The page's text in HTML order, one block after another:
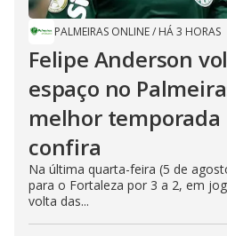
PALMEIRAS ONLINE/ HÁ 3 HORAS
Felipe Anderson
espaço no
melhor temporada
confira
Na última quarta-feira (5 de
para o Fortaleza por 3 a 2, em
volta das...